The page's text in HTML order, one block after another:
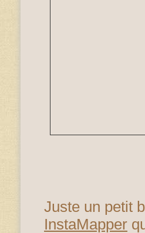
Juste un petit
InstaMapper